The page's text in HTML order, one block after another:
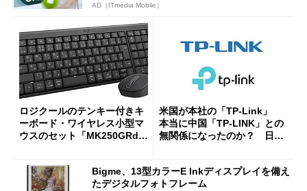
AD（ITmedia Mobile）
ロジクールのテンキー付きキ
ーボード・ワイヤレス小型マ
ウスのセット「MK250GRd」
米国が本社の「TP-Link」
本当に中国「TP-LINK」との
無関係になったのか？ 日本
Bigme、13型カラーE Inkディスプレイを備え
たデジタルフォトフレーム